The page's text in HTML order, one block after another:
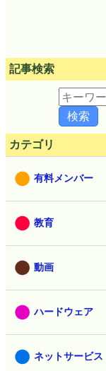
記事検索
カテゴリ
有料メンバー
教育
動画
ハードウェア
ネットサービス